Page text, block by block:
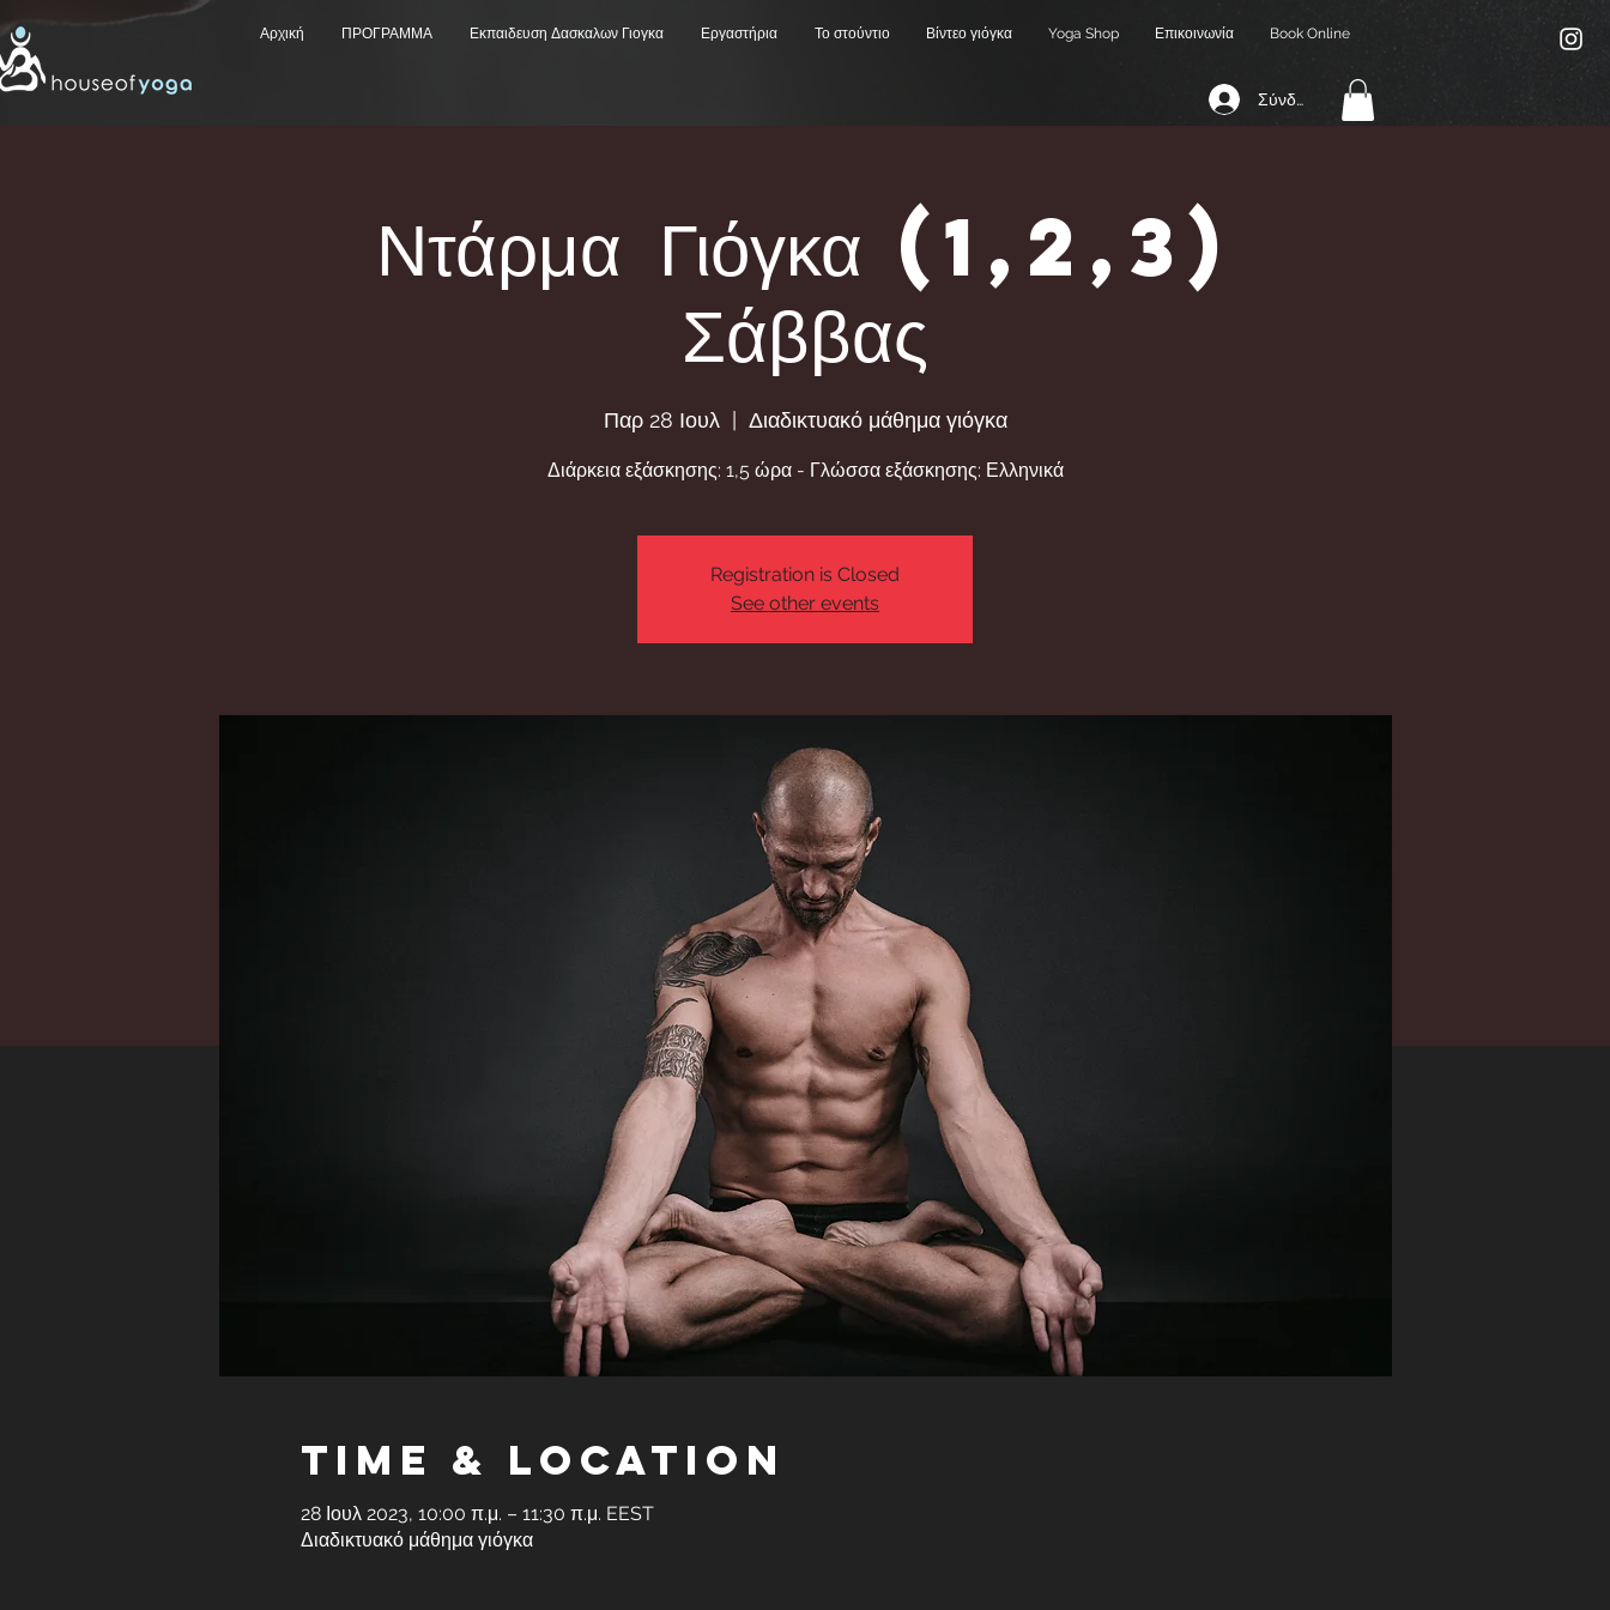
Αρχική ΠΡΟΓΡΑΜΜΑ Εκπαιδευση Δασκαλων Γιογκα Εργαστήρια Το στούντιο Βίντεο γιόγκα Yoga Shop Επικοινωνία Book Online
Σύνδεση
Ντάρμα Γιόγκα (1,2,3)
Σάββας
Παρ 28 Ιουλ
  |
Διαδικτυακό μάθημα γιόγκα
Διάρκεια εξάσκησης: 1,5 ώρα - Γλώσσα εξάσκησης: Ελληνικά
Registration is Closed
See other events
Time & Location
28 Ιουλ 2023, 10:00 π.μ. – 11:30 π.μ. EEST
Διαδικτυακό μάθημα γιόγκα